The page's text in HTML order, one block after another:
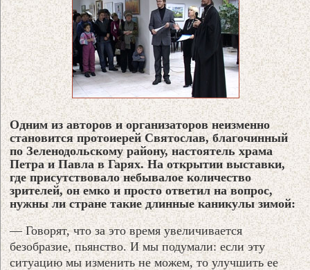
Одним из авторов и организаторов неизменно
становится протоиерей Святослав, благочинный
по Зеленодольскому району, настоятель храма
Петра и Павла в Гарях. На открытии выставки,
где присутствовало небывалое количество
зрителей, он емко и просто ответил на вопрос,
нужны ли стране такие длинные каникулы зимой:
— Говорят, что за это время увеличивается
безобразие, пьянство. И мы подумали: если эту
ситуацию мы изменить не можем, то улучшить ее